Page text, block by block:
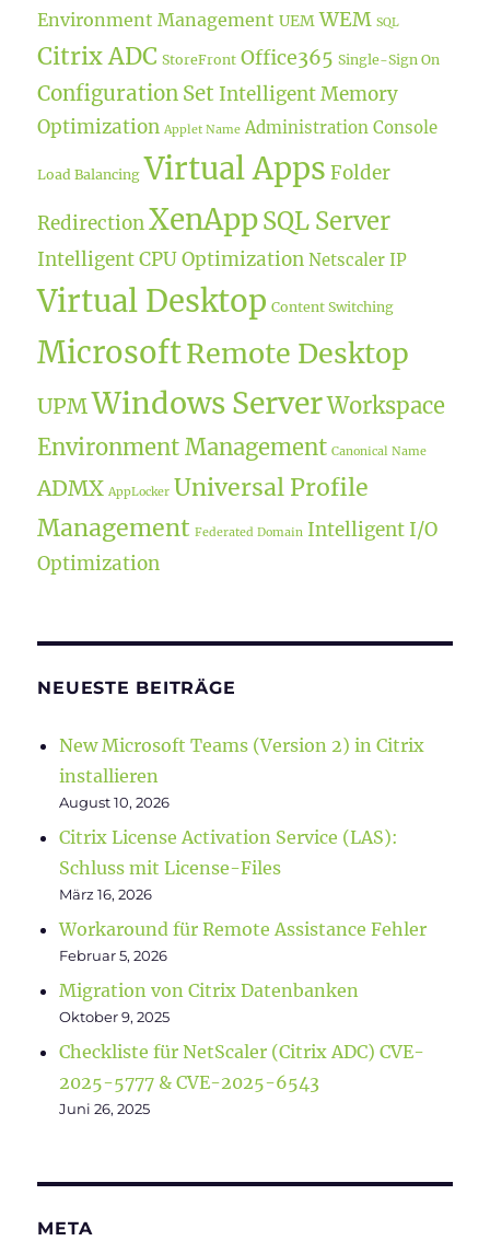
Environment Management UEM WEM SQL
Citrix ADC StoreFront Office365 Single-Sign On
Configuration Set Intelligent Memory
Optimization Applet Name Administration Console
Load Balancing Virtual Apps Folder
Redirection XenAppSQL Server
Intelligent CPU Optimization Netscaler IP
Virtual Desktop Content Switching
MicrosoftRemote Desktop
UPMWindows ServerWorkspace
Environment Management Canonical Name
ADMX AppLocker Universal Profile
Management Federated Domain Intelligent I/O
Optimization
NEUESTE BEITRÄGE
New Microsoft Teams (Version 2) in Citrix
installieren
August 10, 2026
Citrix License Activation Service (LAS):
Schluss mit License-Files
März 16, 2026
Workaround für Remote Assistance Fehler
Februar 5, 2026
Migration von Citrix Datenbanken
Oktober 9, 2025
Checkliste für NetScaler (Citrix ADC) CVE-
2025-5777 & CVE-2025-6543
Juni 26, 2025
META